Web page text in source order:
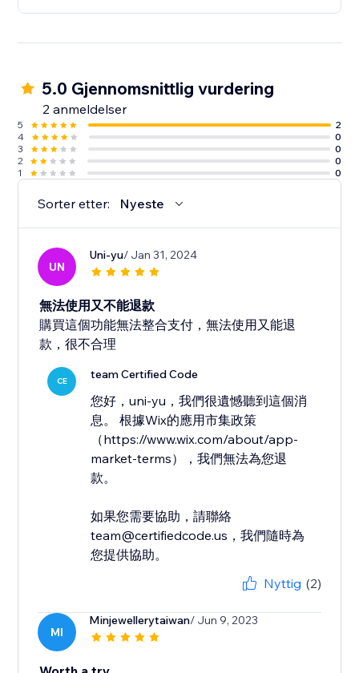
5.0 Gjennomsnittlig vurdering
2 anmeldelser
5
2
4
0
3
0
2
0
1
0
Sorter etter: Nyeste
UN
Uni-yu/ Jan 31, 2024
無法使用又不能退款
購買這個功能無法整合支付，無法使用又能退
款，很不合理
CE team Certified Code
您好，uni-yu，我們很遺憾聽到這個消
息。 根據Wix的應用市集政策
（https://www.wix.com/about/app-
market-terms），我們無法為您退
款。
如果您需要協助，請聯絡
team@certifiedcode.us，我們隨時為
您提供協助。
Nyttig (2)
MI
Minjewellerytaiwan/ Jun 9, 2023